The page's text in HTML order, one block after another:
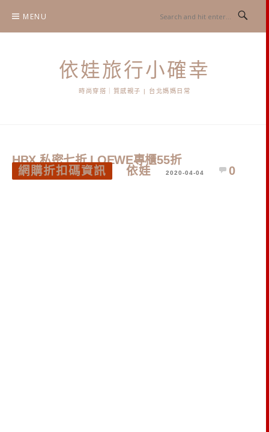
content
MENU
依娃旅行小確幸
時尚穿搭｜質感親子 | 台北媽媽日常
HBX 私密七折 LOEWE專櫃55折
網購折扣碼資訊
依娃 2020-04-04 0